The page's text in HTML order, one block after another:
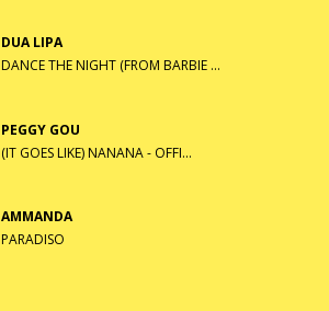
DUA LIPA
DANCE THE NIGHT (FROM BARBIE ...
PEGGY GOU
(IT GOES LIKE) NANANA - OFFI...
AMMANDA
PARADISO